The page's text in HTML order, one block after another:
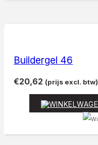
Buildergel 46
€20,62 (prijs excl. btw)